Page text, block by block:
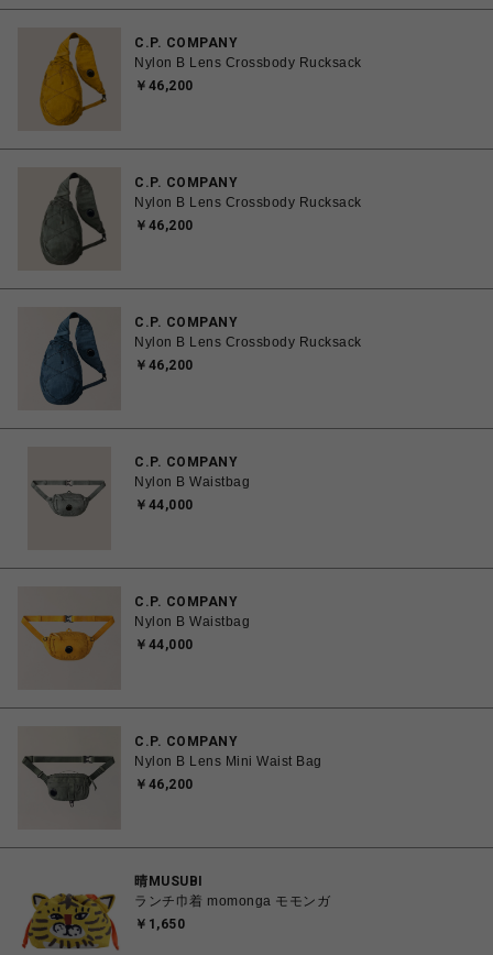
C.P. COMPANY
Nylon B Lens Crossbody Rucksack
￥46,200
C.P. COMPANY
Nylon B Lens Crossbody Rucksack
￥46,200
C.P. COMPANY
Nylon B Lens Crossbody Rucksack
￥46,200
C.P. COMPANY
Nylon B Waistbag
￥44,000
C.P. COMPANY
Nylon B Waistbag
￥44,000
C.P. COMPANY
Nylon B Lens Mini Waist Bag
￥46,200
晴MUSUBI
ランチ巾着 momonga モモンガ
￥1,650